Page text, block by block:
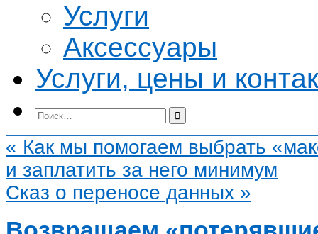
Услуги
Аксессуары
Услуги, цены и
« Как мы помогаем выбрать
и заплатить за него минимум
Сказ о переносе данных »